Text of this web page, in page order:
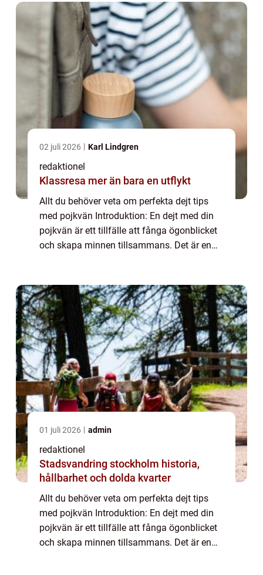
02 juli 2026 Karl Lindgren
redaktionel
Klassresa mer än bara en utflykt
Allt du behöver veta om perfekta dejt tips
med pojkvän Introduktion: En dejt med din
pojkvän är ett tillfälle att fånga ögonblicket
och skapa minnen tillsammans. Det är en
01 juli 2026 admin
redaktionel
Stadsvandring stockholm historia,
hållbarhet och dolda kvarter
Allt du behöver veta om perfekta dejt tips
med pojkvän Introduktion: En dejt med din
pojkvän är ett tillfälle att fånga ögonblicket
och skapa minnen tillsammans. Det är en